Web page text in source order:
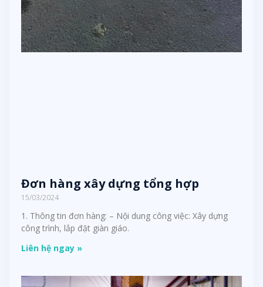
Đơn hàng xây dựng tổng hợp
15/03/2024
1. Thông tin đơn hàng: – Nội dung công việc: Xây dựng
công trình, lắp đặt giàn giáo.
Liên hệ ngay »